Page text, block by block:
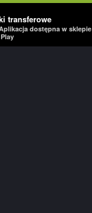
transferowe
dostępna w sklepie